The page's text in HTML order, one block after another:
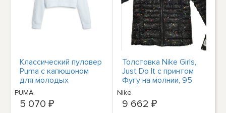
Классический пуловер
Puma с капюшоном
для молодых
девушек, синяя
повседневная верхняя
одежда 62160969
PUMA
5 070 ₽
Толстовка Nike Girls,
Just Do It с принтом
Фугу на молнии, 95
долларов, черная, 4
Nike
9 662 ₽